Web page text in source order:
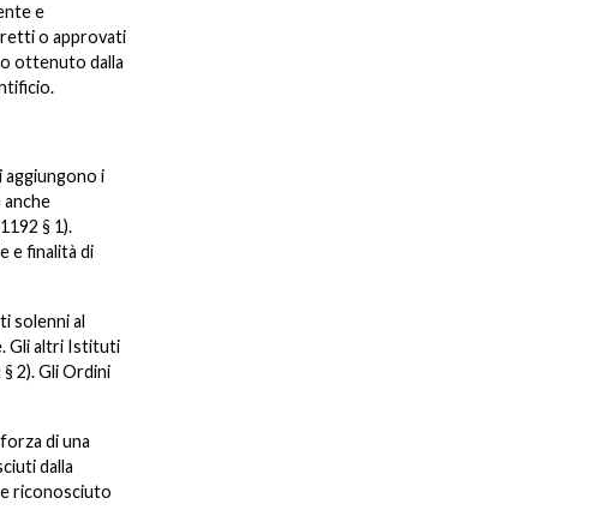
e
o approvati
ottenuto dalla
i
§ 1).
e finalità di
solenni al
Gli altri Istituti
2). Gli Ordini
di una
dalla
riconosciuto